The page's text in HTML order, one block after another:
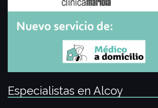
Especialistas en Alcoy